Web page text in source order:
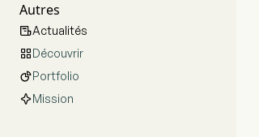
Autres
Actualités
Découvrir
Portfolio
Mission